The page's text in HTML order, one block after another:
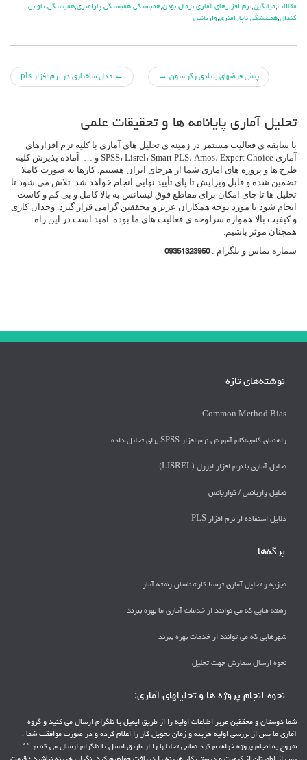
مقالات,ميانگين,نرم افزارهاي آماري,نرمال بودن,همبستگي,همبستگي پارامتري,همبستگي تاو بي
کندال,همبستگي ناپارامتري,واريانس
جهت
پست
ها
← مدل ساختاری در نرم افزار pls پیش فرضهای بنیادی رگرسیون →
تحلیل آماری پایانامه ها و تحقیقات علمی
با سابقه ی فعالیت مستمر در زمینه ی تحلیل های آماری با کلیه نرم افزارهای
آماری SPSS، Lisrel، Smart PLS، Amos، Expert Choice و … آماده پذیرش کلیه
طرح ها و پروژه های آماری شما از هرجای ایران هستیم. کارها به صورت کاملا
تضمین شده و قابل ویرایش تا پای تأیید نهایی انجام خواهد شد. تلاش می شود تا
تحلیل ها تا جای امکان برای مقاطع فوق لیسانس به بالا کامل و بی کم و کاست
انجام شود تا مورد توجه همکاران عزیز و محققین گرامی قرار گیرد. وجدان کاری
و کیفیت بالا همواره سرلوحه ی فعالیت های ما بوده. امید است در این راه
همچنان موثر باشیم.
شماره تماس و تلگرام :09351323950
نوشته‌های تازه
Common Method Bias
راهنمای گام‌به‌گام آموزش نرم افزار SPSS برای تحلیل داده
تحلیل آماری با نرم افزار لیزرل (LISREL)
تحليل واريانس / كواريانس
دلايل استفاده از نرم افزار PLS
برگه‌ها
تجزیه و تحلیل آماری توسط کارشناسان رشته آمار
رشته هایی که می توانند از خدمات آماری ما بهره ببرند
شهرهایی که می توانند از خدمات بهره ببرند
نحوه ارسال سفارش جهت تحلیل
نحوه انجام پروژه ها و تحلیلهای آماری:
شما دوستان و محققین عزیز اطلاعات اولیه را از طریق ایمیل یا تلگرام ارسال می کنید و گروه
آماری ما پس از بررسی اولیه هزینه و زمان تحویل کار را اعلام کرده و در صورت موافقت شما ،
شروع به انجام پروژه خواهیم کرد.تمامی تحلیلها را از طریق ایمیل یا تلگرام ارسال می کنیم. **